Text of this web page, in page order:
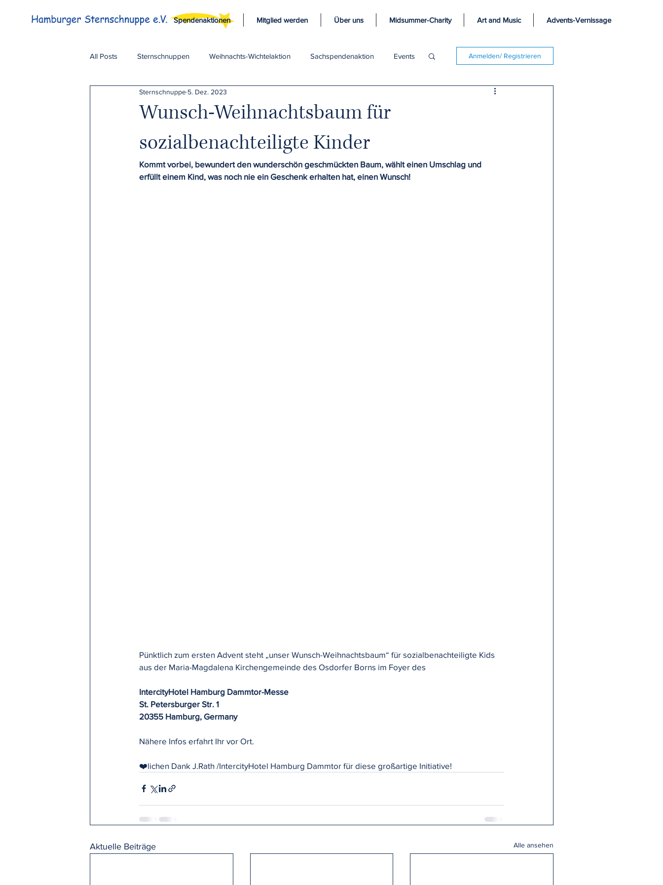
Spendenaktionen Mitglied werden Über uns Midsummer-Charity Art and Music Advents-Vernissage
All Posts Sternschnuppen Weihnachts-Wichtelaktion Sachspendenaktion Events
Spendenaktionen
Anmelden/ Registrieren
Wunsch-Weihnachtsbaum für
sozialbenachteiligte Kinder
Sternschnuppe 5. Dez. 2023
Kommt vorbei, bewundert den wunderschön geschmückten Baum, wählt einen Umschlag und
erfüllt einem Kind, was noch nie ein Geschenk erhalten hat, einen Wunsch!
Pünktlich zum ersten Advent steht „unser Wunsch-Weihnachtsbaum“ für sozialbenachteiligte Kids
aus der Maria-Magdalena Kirchengemeinde des Osdorfer Borns im Foyer des
IntercityHotel Hamburg Dammtor-Messe
St. Petersburger Str. 1
20355 Hamburg, Germany
Nähere Infos erfahrt Ihr vor Ort.
❤️lichen Dank J.Rath /IntercityHotel Hamburg Dammtor für diese großartige Initiative!
Aktuelle Beiträge Alle ansehen